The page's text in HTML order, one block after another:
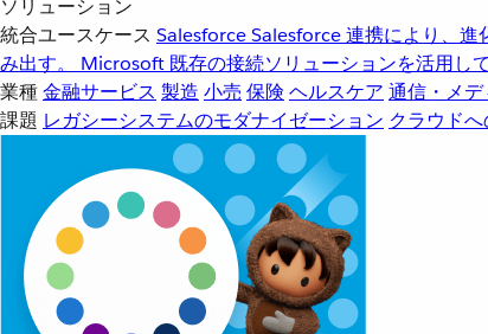
ソリューション
統合ユースケース SalesforceSalesforce 連携により、進
み出す。
Microsoft 既存の接続ソリューションを活用し
業種金融サービス 製造 小売 保険 ヘルスケア 通信・メデ
課題 レガシーシステムのモダナイゼーション クラウド